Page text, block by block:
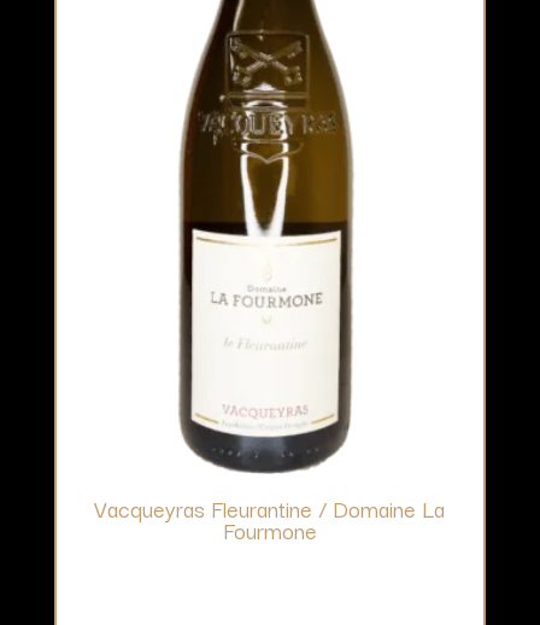
Vacqueyras Fleurantine / Domaine La
Fourmone